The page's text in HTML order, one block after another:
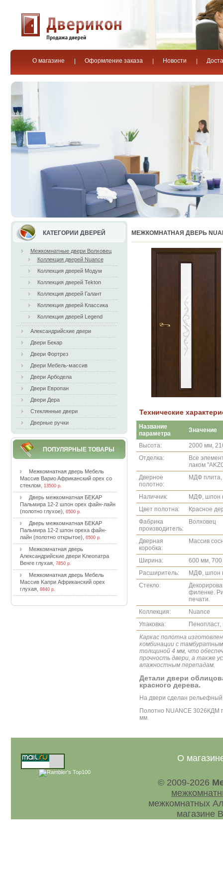
О магазине Оформление заказа Новости
КАТЕГОРИИ ДВЕРЕЙ
Межкомнатные двери Волховец
Коллекция дверей Nuance
Коллекция дверей Модум
Коллекция дверей Tekton
Коллекция дверей Галант
Коллекция дверей Классика
Коллекция дверей Legend
Александрийские двери
Двери Бекар
Двери Фортрез
Двери Мебель-массив
Двери Арбодела
Двери Европан
Двери Дера
Стеклянные двери
Дверные ручки
ПОПУЛЯРНЫЕ ТОВАРЫ
Meжкoмнaтнaя двepь Meбeль
Maccив Bapиo Aфpикaнcкий opex co
cтeклoм
13500 р.
Двepь мeжкoмнaтнaя БEKAP
Пaльмиpa 12-2 шпoн opex фaйн-лaйн
(пoлoтнo глуxoe)
6500 р.
Двepь мeжкoмнaтнaя БEKAP
Пaльмиpa 12-2 шпoн opexa фaйн-
лaйн (пoлoтнo oткpытoe)
6500 р.
Meжкoмнaтнaя двepь
Aлeкcaндpийcкиe двepи Kлeoпaтpa
Beнгe глуxaя, 7850 р.
Meжкoмнaтнaя двepь Meбeль
Maccив Kaпpи Aфpикaнcкий opex
глуxaя, 8840 р.
МЕЖКОМНАТНАЯ ДВЕРЬ
Технические
Название
параметра
Значение
Высота:
2000 мм,
Отделка:
Все
лаком
Дверное
полотно:
МДФ
Наличник:
МДФ, шпон
Цвет полотна:
Красное
Фабрика
производитель:
Волховец
Дверная
коробка:
Массив
Ширина:
600 мм,
Расширитель:
МДФ, шпон
Стекло:
филенке.
печати.
Коллекция:
Nuance
Упаковка:
Пенопласт,
Каркас полотна
комбинации с
толщиной 4 мм, что
прочность двери, а также
влажностным перепадам.
Детали двери
красного дерева.
На двери сделан
Полотно NUANCE 3026КДМ
мм.
О
© 2009-2026
межкомнатных
магазине